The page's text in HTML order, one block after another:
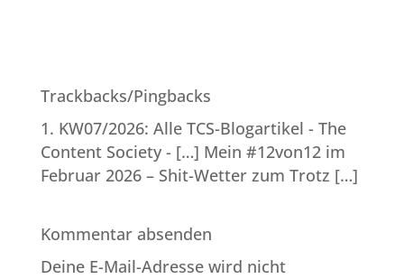
Trackbacks/Pingbacks
KW07/2026: Alle TCS-Blogartikel - The
Content Society- […] Mein #12von12 im
Februar 2026 – Shit-Wetter zum Trotz […]
Kommentar absenden
Deine E-Mail-Adresse wird nicht